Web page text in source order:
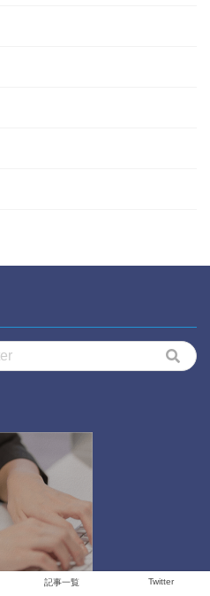
記事一覧 Twitter